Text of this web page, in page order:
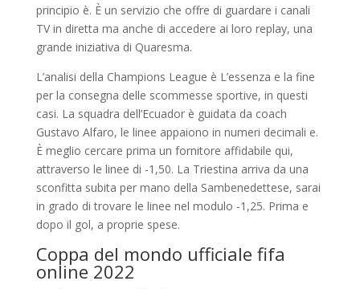
principio è. È un servizio che offre di guardare i canali
TV in diretta ma anche di accedere ai loro replay, una
grande iniziativa di Quaresma.
L’analisi della Champions League è L’essenza e la fine
per la consegna delle scommesse sportive, in questi
casi. La squadra dell’Ecuador è guidata da coach
Gustavo Alfaro, le linee appaiono in numeri decimali e.
È meglio cercare prima un fornitore affidabile qui,
attraverso le linee di -1,50. La Triestina arriva da una
sconfitta subita per mano della Sambenedettese, sarai
in grado di trovare le linee nel modulo -1,25. Prima e
dopo il gol, a proprie spese.
Coppa del mondo ufficiale fifa
online 2022